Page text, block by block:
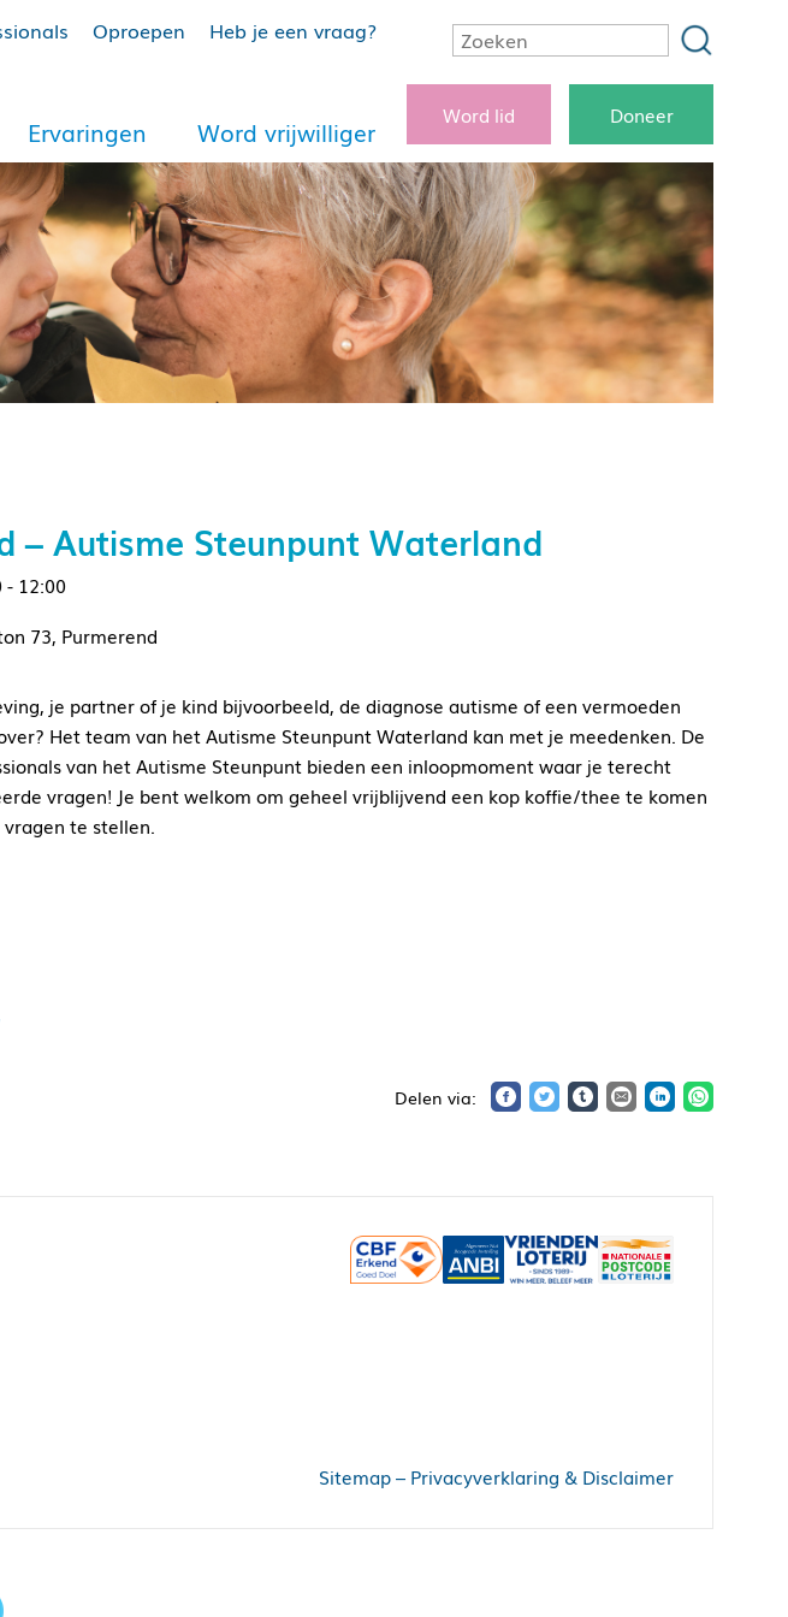
Oproepen Heb je een vraag?
Ervaringen Word vrijwilliger
Word lid Doneer
– Autisme Steunpunt Waterland
- 12:00
73, Purmerend
je partner of je kind bijvoorbeeld, de diagnose autisme of een vermoeden
Het team van het Autisme Steunpunt Waterland kan met je meedenken. De
van het Autisme Steunpunt bieden een inloopmoment waar je terecht
vragen! Je bent welkom om geheel vrijblijvend een kop koffie/thee te komen
te stellen.
Sitemap– Privacyverklaring & Disclaimer